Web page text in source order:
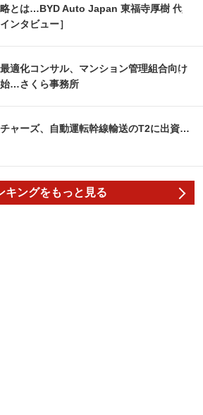
略とは…BYD Auto Japan 東福寺厚樹 代
ンタビュー］
適化コンサル、マンション管理組合向け
…さくら事務所
ャーズ、自動運転幹線輸送のT2に出資…
キングをもっと見る